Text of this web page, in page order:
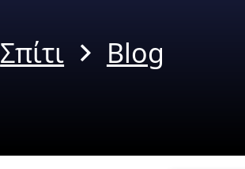
Σπίτι Blog